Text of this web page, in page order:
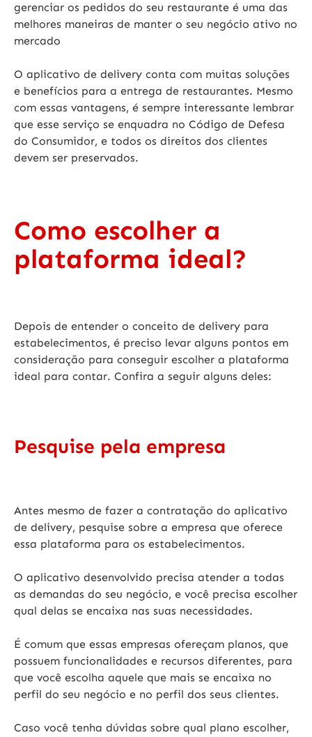
gerenciar os pedidos do seu restaurante é uma das
melhores maneiras de manter o seu negócio ativo no
mercado
O aplicativo de delivery conta com muitas soluções
e benefícios para a entrega de restaurantes. Mesmo
com essas vantagens, é sempre interessante lembrar
que esse serviço se enquadra no Código de Defesa
do Consumidor, e todos os direitos dos clientes
devem ser preservados.
Como escolher a
plataforma ideal?
Depois de entender o conceito de delivery para
estabelecimentos, é preciso levar alguns pontos em
consideração para conseguir escolher a plataforma
ideal para contar. Confira a seguir alguns deles:
Pesquise pela empresa
Antes mesmo de fazer a contratação do aplicativo
de delivery, pesquise sobre a empresa que oferece
essa plataforma para os estabelecimentos.
O aplicativo desenvolvido precisa atender a todas
as demandas do seu negócio, e você precisa escolher
qual delas se encaixa nas suas necessidades.
É comum que essas empresas ofereçam planos, que
possuem funcionalidades e recursos diferentes, para
que você escolha aquele que mais se encaixa no
perfil do seu negócio e no perfil dos seus clientes.
Caso você tenha dúvidas sobre qual plano escolher,